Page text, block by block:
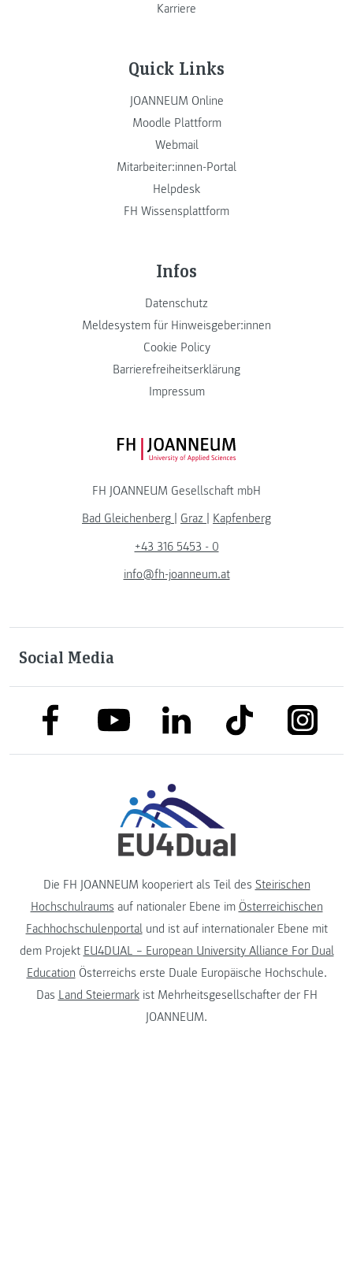
Karriere
Quick Links
JOANNEUM Online
Moodle Plattform
Webmail
Mitarbeiter:innen-Portal
Helpdesk
FH Wissensplattform
Infos
Datenschutz
Meldesystem für Hinweisgeber:innen
Cookie Policy
Barrierefreiheitserklärung
Impressum
FH JOANNEUM Logo
FH JOANNEUM Gesellschaft mbH
Bad Gleichenberg
Graz
Kapfenberg
+43 316 5453 - 0
info@fh-joanneum.at
Social Media
link to facebooklink to youtubelink to linkedinlink to tiktok
Die FH JOANNEUM kooperiert als Teil des Steirischen
Hochschulraums auf nationaler Ebene im Österreichischen
Fachhochschulenportalund ist auf internationaler Ebene mit
dem Projekt EU4DUAL – European University Alliance For Dual
Education Österreichs erste Duale Europäische Hochschule.
Das Land Steiermarkist Mehrheitsgesellschafter der FH
JOANNEUM.